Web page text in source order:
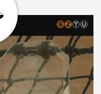
magyar
32 helyezettje
vehetett részt a
klub végül öt éremmel
fémből, míg